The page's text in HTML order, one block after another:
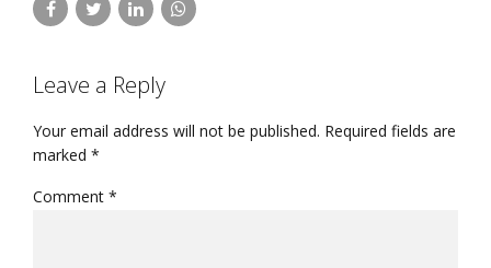
Leave a Reply
Your email address will not be published. Required fields are
marked *
Comment *